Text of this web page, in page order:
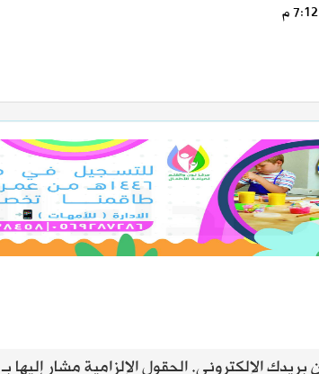
الإلكتروني.الحقول الإلزامية مشار إليها بـ